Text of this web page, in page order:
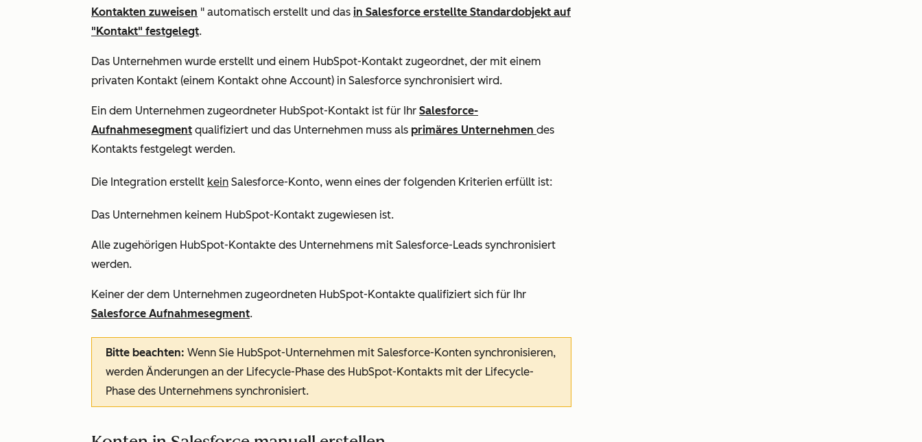
Kontakten zuweisen " automatisch erstellt und das in Salesforce erstellte Standardobjekt auf
"Kontakt" festgelegt.
Das Unternehmen wurde erstellt und einem HubSpot-Kontakt zugeordnet, der mit einem
privaten Kontakt (einem Kontakt ohne Account) in Salesforce synchronisiert wird.
Ein dem Unternehmen zugeordneter HubSpot-Kontakt ist für Ihr Salesforce-
Aufnahmesegment qualifiziert und das Unternehmen muss als primäres Unternehmen des
Kontakts festgelegt werden.
Die Integration erstellt kein Salesforce-Konto, wenn eines der folgenden Kriterien erfüllt ist:
Das Unternehmen keinem HubSpot-Kontakt zugewiesen ist.
Alle zugehörigen HubSpot-Kontakte des Unternehmens mit Salesforce-Leads synchronisiert
werden.
Keiner der dem Unternehmen zugeordneten HubSpot-Kontakte qualifiziert sich für Ihr
Salesforce Aufnahmesegment.
Bitte beachten: Wenn Sie HubSpot-Unternehmen mit Salesforce-Konten synchronisieren,
werden Änderungen an der Lifecycle-Phase des HubSpot-Kontakts mit der Lifecycle-
Phase des Unternehmens synchronisiert.